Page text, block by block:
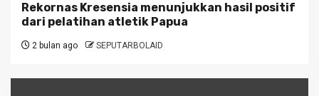
Rekornas Kresensia menunjukkan hasil positif
dari pelatihan atletik Papua
2 bulan ago SEPUTARBOLAID